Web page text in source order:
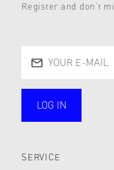
Register and don’t
LOG IN
SERVICE